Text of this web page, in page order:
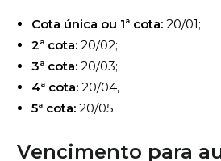
Cota única ou 1ª cota: 20/01;
2ª cota: 20/02;
3ª cota: 20/03;
4ª cota: 20/04,
5ª cota: 20/05.
Vencimento para